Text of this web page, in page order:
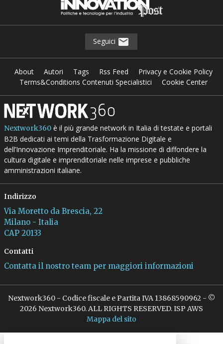
Seguici
About Autori Tags Rss Feed
Privacy e Cookie Policy
Terms&Conditions Contenuti Specialistici
Cookie Center
Nextwork360è il più grande network in Italia di testate e portali
B2B dedicati ai temi della Trasformazione Digitale e
dell’Innovazione Imprenditoriale. Ha la missione di diffondere la
cultura digitale e imprenditoriale nelle imprese e pubbliche
amministrazioni italiane.
Indirizzo
Via Moretto da Brescia, 22
Milano - Italia
CAP 20133
Contatti
Contatta il nostro team per maggiori informazioni
Nextwork360 - Codice fiscale e Partita IVA 13868590962 - ©
2026 Nextwork360. ALL RIGHTS RESERVED. ISP AWS
Mappa del sito